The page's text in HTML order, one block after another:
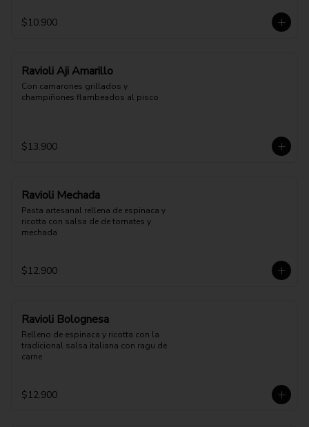
$10.900
Ravioli Aji Amarillo
Con camarones grillados y
champiñones flambeados al pisco
$13.900
Ravioli Mechada
Pasta artesanal rellena de espinaca y
ricotta con salsa de de tomates y
mechada
$12.900
Ravioli Bolognesa
Relleno de espinaca y ricotta con la
tradicional salsa italiana con ragu de
carne
$12.900